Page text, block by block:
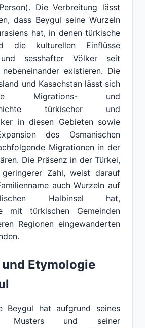
Die Verbreitung lässt
dass Beygul seine Wurzeln
hat, in denen türkische
die kulturellen Einflüsse
und sesshafter Völker seit
existieren. Die
und Kasachstan lässt sich
Migrations- und
türkischer und
in diesen Gebieten sowie
des Osmanischen
Migrationen in der
Die Präsenz in der Türkei,
Zahl, weist darauf
auch Wurzeln auf
Halbinsel hat,
mit türkischen Gemeinden
Regionen eingewanderten
Etymologie
Beygul hat aufgrund seines
Musters und seiner